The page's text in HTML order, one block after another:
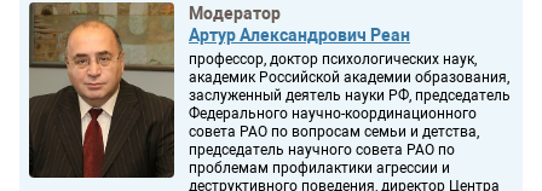
Модератор
Артур Александрович Реан
профессор, доктор психологических наук,
академик Российской академии образования,
заслуженный деятель науки РФ, председатель
Федерального научно-координационного
совета РАО по вопросам семьи и детства,
председатель научного совета РАО по
проблемам профилактики агрессии и
деструктивного поведения, директор Центра